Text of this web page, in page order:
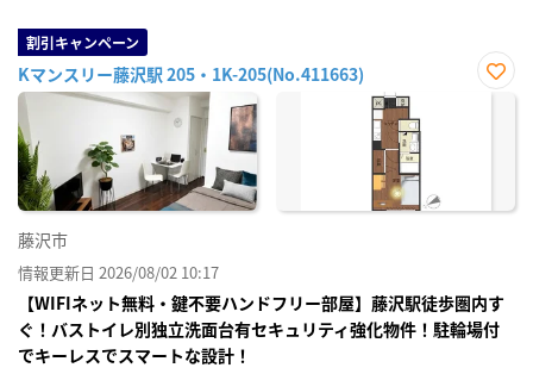
割引キャンペーン
Kマンスリー藤沢駅 205・1K-205(No.411663)
お気
藤沢市
情報更新日 2026/08/02 10:17
【WIFIネット無料・鍵不要ハンドフリー部屋】藤沢駅徒歩圏内す
ぐ！バストイレ別独立洗面台有セキュリティ強化物件！駐輪場付
でキーレスでスマートな設計！